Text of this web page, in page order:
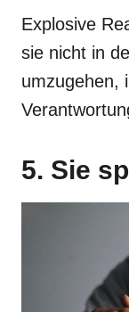
Explosive
sie nicht in
umzugehen,
5. Sie